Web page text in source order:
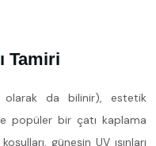
Tamiri
olarak da bilinir), estetik
popüler bir çatı kaplama
güneşin UV ışınları